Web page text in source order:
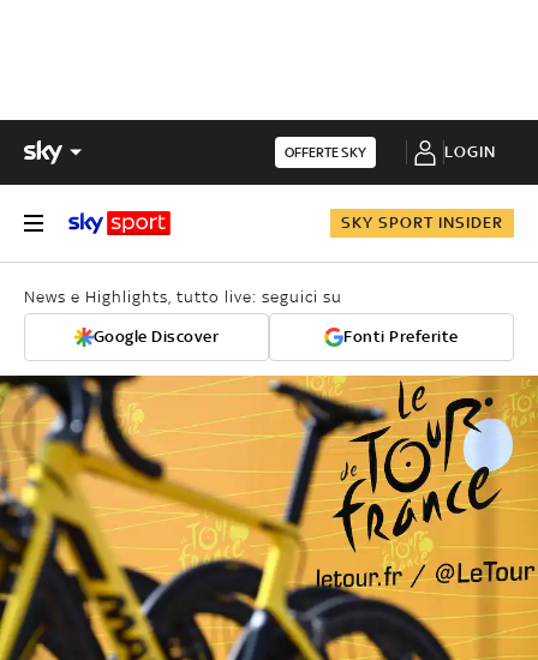
OFFERTE SKY LOGIN
SKY SPORT INSIDER
News e Highlights, tutto live: seguici su
Google Discover Fonti Preferite